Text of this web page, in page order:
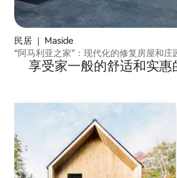
民居 ｜ Maside
“阿马利亚之家”：现代化的修复房屋和庄
享受家一般的舒适和实惠